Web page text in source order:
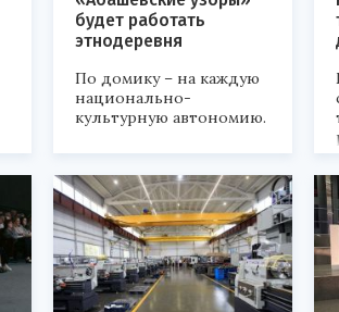
будет работать
этнодеревня
По домику – на каждую
национально-
культурную автономию.